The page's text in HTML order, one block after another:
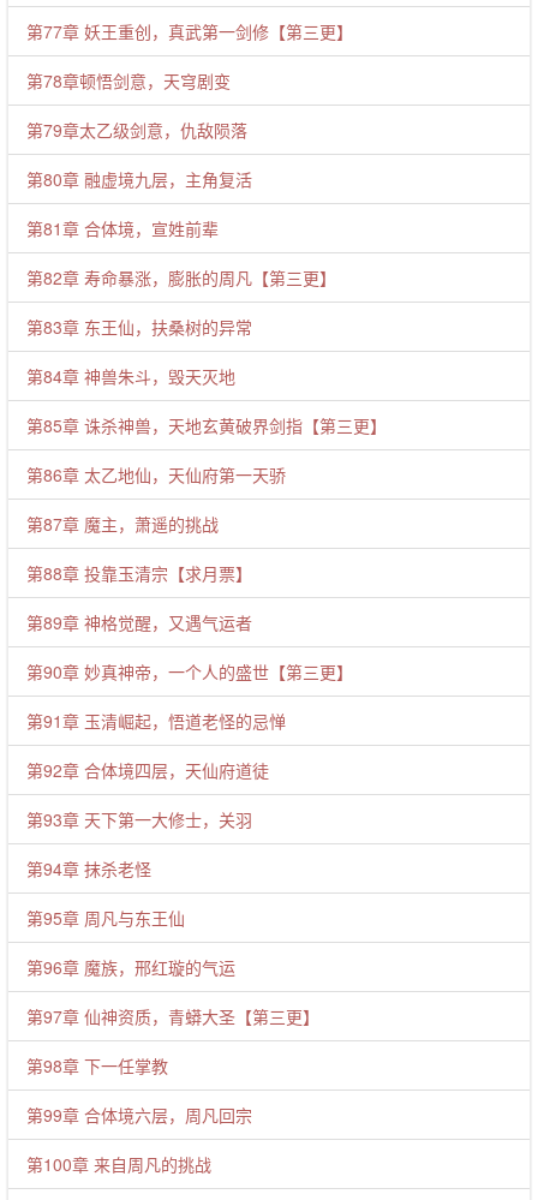
第77章 妖王重创，真武第一剑修【第三更】
第78章顿悟剑意，天穹剧变
第79章太乙级剑意，仇敌陨落
第80章 融虚境九层，主角复活
第81章 合体境，宣姓前辈
第82章 寿命暴涨，膨胀的周凡【第三更】
第83章 东王仙，扶桑树的异常
第84章 神兽朱斗，毁天灭地
第85章 诛杀神兽，天地玄黄破界剑指【第三更】
第86章 太乙地仙，天仙府第一天骄
第87章 魔主，萧遥的挑战
第88章 投靠玉清宗【求月票】
第89章 神格觉醒，又遇气运者
第90章 妙真神帝，一个人的盛世【第三更】
第91章 玉清崛起，悟道老怪的忌惮
第92章 合体境四层，天仙府道徒
第93章 天下第一大修士，关羽
第94章 抹杀老怪
第95章 周凡与东王仙
第96章 魔族，邢红璇的气运
第97章 仙神资质，青蟒大圣【第三更】
第98章 下一任掌教
第99章 合体境六层，周凡回宗
第100章 来自周凡的挑战